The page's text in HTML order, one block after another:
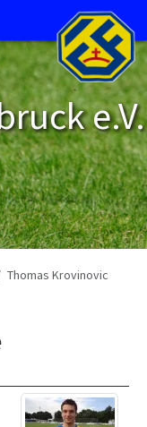
e.V.
Thomas Krovinovic